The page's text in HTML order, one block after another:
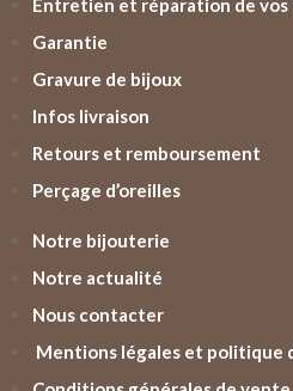
Entretien et réparation de vos
Garantie
Gravure de bijoux
Infos livraison
Retours et remboursement
Perçage d’oreilles
Notre bijouterie
Notre actualité
Nous contacter
Mentions légales et politique